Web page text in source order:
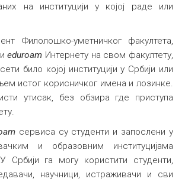
на институцији у којој раде или
Филолошко-уметничког факултета,
eduroam Интернету на свом факултету,
било којој институцији у Србији или
истог корисничког имена и лозинке.
утисак, без обзира где приступа
сервиса су студенти и запослени у
и образовним институцијама
га могу користити студенти,
научници, истраживачи и сви